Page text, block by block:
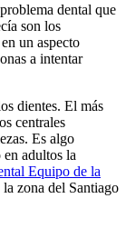
dental que
son los
un aspecto
a intentar
dientes. El más
centrales
Es algo
adultos la
Equipo de la
zona del Santiago